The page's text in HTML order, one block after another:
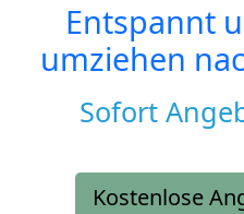
Entspannt
umziehen
Sofort
Kostenlose